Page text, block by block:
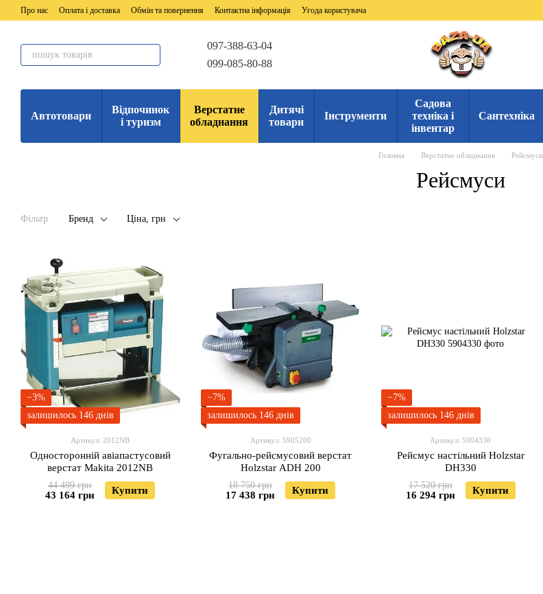
Перейти до основного контенту
Про нас Оплата і доставка Обмін та повернення Контактна інформація Угода користувача
097-388-63-04
099-085-80-88
Автотовари
Відпочинок
і туризм
Верстатне
обладнання
Дитячі
товари
Інструменти
Садова
техніка і
інвентар
Сантехніка
Головна Верстатне обладнання Рейсмуси
Рейсмуси
Фільтр Бренд Ціна, грн
−3%
залишилось 146 днів
Артикул: 2012NB
Односторонній авіапастусовий
верстат Makita 2012NB
44 499 грн
43 164 грн Купити
−7%
залишилось 146 днів
Артикул: 5905200
Фугально-рейсмусовий верстат
Holzstar ADH 200
18 750 грн
17 438 грн Купити
−7%
залишилось 146 днів
Артикул: 5904330
Рейсмус настільний Holzstar
DH330
17 520 грн
16 294 грн Купити